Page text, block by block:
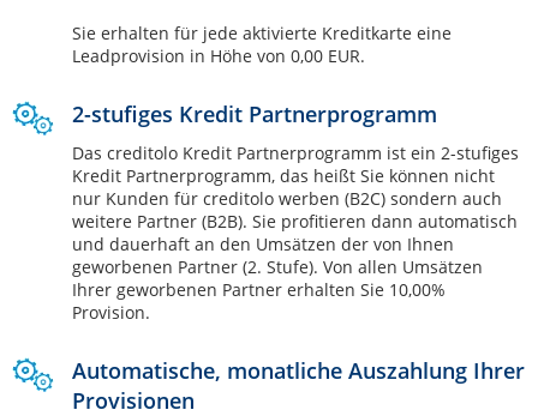
Sie erhalten für jede aktivierte Kreditkarte eine
Leadprovision in Höhe von 0,00 EUR.
2-stufiges Kredit Partnerprogramm
Das creditolo Kredit Partnerprogramm ist ein 2-stufiges
Kredit Partnerprogramm, das heißt Sie können nicht
nur Kunden für creditolo werben (B2C) sondern auch
weitere Partner (B2B). Sie profitieren dann automatisch
und dauerhaft an den Umsätzen der von Ihnen
geworbenen Partner (2. Stufe). Von allen Umsätzen
Ihrer geworbenen Partner erhalten Sie 10,00%
Provision.
Automatische, monatliche Auszahlung Ihrer
Provisionen